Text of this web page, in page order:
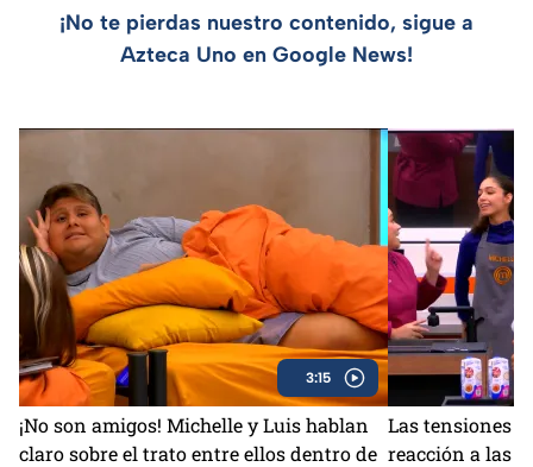
¡No te pierdas nuestro contenido, sigue a
Azteca Uno en Google News!
3:15
¡No son amigos! Michelle y Luis hablan
claro sobre el trato entre ellos dentro de
Las tensiones
reacción a las